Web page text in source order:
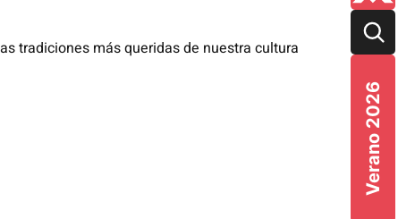
Verano 2026
tradiciones más queridas de nuestra cultura